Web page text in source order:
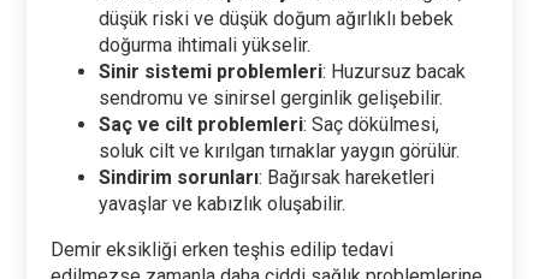
düşük riski ve düşük doğum ağırlıklı bebek
doğurma ihtimali yükselir.
Sinir sistemi problemleri: Huzursuz bacak
sendromu ve sinirsel gerginlik gelişebilir.
Saç ve cilt problemleri: Saç dökülmesi,
soluk cilt ve kırılgan tırnaklar yaygın görülür.
Sindirim sorunları: Bağırsak hareketleri
yavaşlar ve kabızlık oluşabilir.
Demir eksikliği erken teşhis edilip tedavi